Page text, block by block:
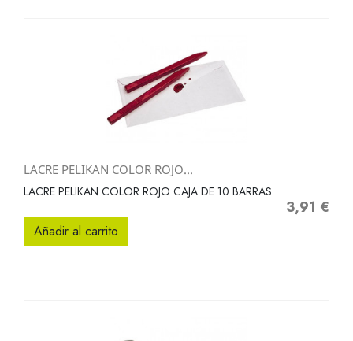
LACRE PELIKAN COLOR ROJO...
LACRE PELIKAN COLOR ROJO CAJA DE 10 BARRAS
Precio
3,91 €
Añadir al carrito